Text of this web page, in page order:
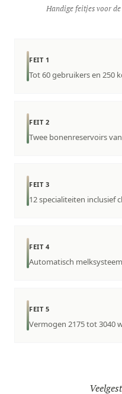
Handige feitjes voor
FEIT 1
Tot 60 gebruikers en 250
FEIT 2
Twee bonenreservoirs
FEIT 3
12 specialiteiten inclusief
FEIT 4
Automatisch
FEIT 5
Vermogen 2175 tot 3040